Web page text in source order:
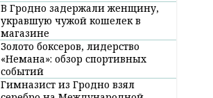
В Гродно задержали женщину,
укравшую чужой кошелек в
магазине
Золото боксеров, лидерство
«Немана»: обзор спортивных
событий
Гимназист из Гродно взял